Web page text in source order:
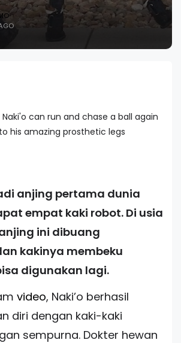
can run and chase a ball again
his amazing prosthetic legs
anjing pertama dunia
empat kaki robot. Di usia
ini dibuang
kakinya membeku
digunakan lagi.
video, Naki’o berhasil
diri dengan kaki-kaki
sempurna. Dokter hewan